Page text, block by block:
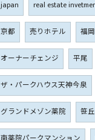
japan real estate
京都 売りホテル 福
オーナーチェンジ 平尾
ザ・パークハウス天神今泉
グランドメゾン薬院 笹丘